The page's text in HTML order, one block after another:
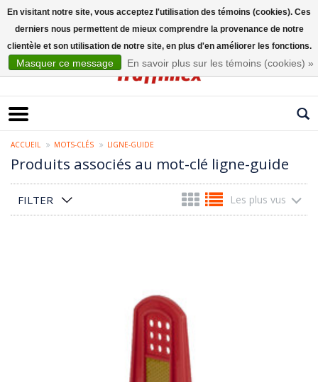
ACCUEIL MOTS-CLÉS LIGNE-GUIDE
Produits associés au mot-clé ligne-guide
FILTER Les plus vus
En visitant notre site, vous acceptez l'utilisation des témoins (cookies). Ces
derniers nous permettent de mieux comprendre la provenance de notre
clientèle et son utilisation de notre site, en plus d'en améliorer les fonctions.
Masquer ce message En savoir plus sur les témoins (cookies) »